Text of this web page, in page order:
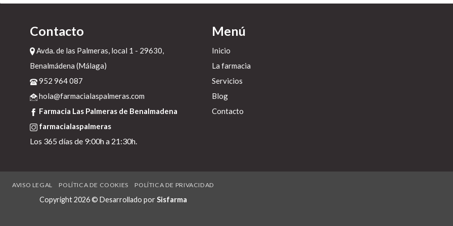
Contacto
Avda. de las Palmeras, local 1 - 29630,
Benalmádena (Málaga)
952 964 087
hola@farmacialaspalmeras.com
Farmacia Las Palmeras de Benalmadena
farmacialaspalmeras
Los 365 días de 9:00h a 21:30h.
Menú
Inicio
La farmacia
Servicios
Blog
Contacto
AVISO LEGAL POLÍTICA DE COOKIES POLÍTICA DE PRIVACIDAD
Copyright 2026 © Desarrollado por Sisfarma